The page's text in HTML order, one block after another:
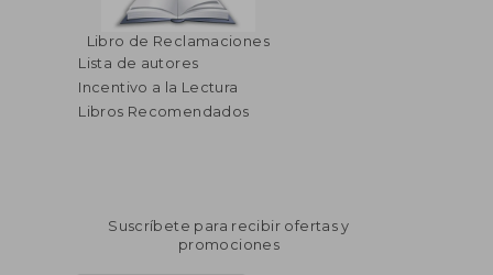
Libro de Reclamaciones
Lista de autores
Incentivo a la Lectura
Libros Recomendados
Suscríbete para recibir ofertas y
promociones